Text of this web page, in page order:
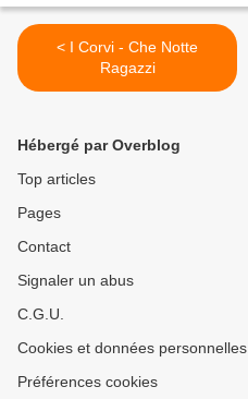
< I Corvi - Che Notte
Ragazzi
Hébergé par Overblog
Top articles
Pages
Contact
Signaler un abus
C.G.U.
Cookies et données personnelles
Préférences cookies